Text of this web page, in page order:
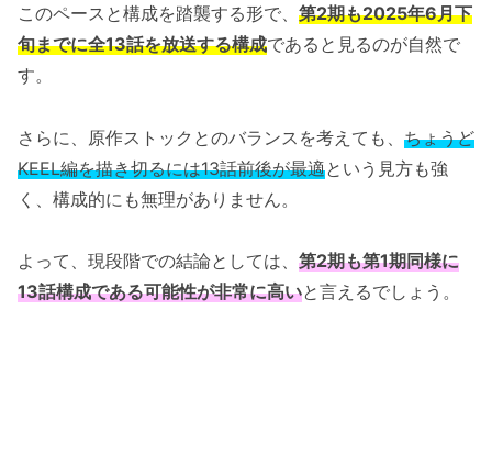
このペースと構成を踏襲する形で、 第2期も2025年6月下
旬までに全13話を放送する構成であると見るのが自然で
す。
さらに、原作ストックとのバランスを考えても、 ちょうど
KEEL編を描き切るには13話前後が最適という見方も強
く、構成的にも無理がありません。
よって、現段階での結論としては、 第2期も第1期同様に
13話構成である可能性が非常に高いと言えるでしょう。